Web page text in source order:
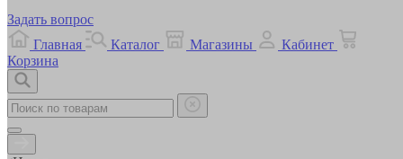
Задать вопрос
Главная
Каталог Магазины
Кабинет
Корзина